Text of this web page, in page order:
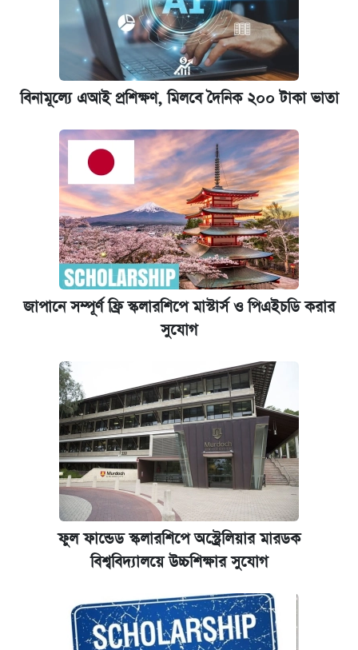
বিনামূল্যে এআই প্রশিক্ষণ, মিলবে দৈনিক ২০০ টাকা ভাতা
জাপানে সম্পূর্ণ ফ্রি স্কলারশিপে মাস্টার্স ও পিএইচডি করার
সুযোগ
ফুল ফান্ডেড স্কলারশিপে অস্ট্রেলিয়ার মারডক
বিশ্ববিদ্যালয়ে উচ্চশিক্ষার সুযোগ